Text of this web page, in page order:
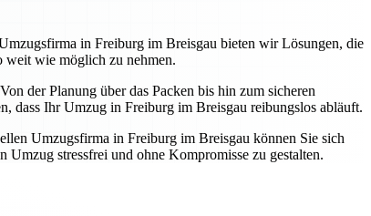
in Freiburg im Breisgau bieten wir Lösungen, die
weit wie möglich zu nehmen.
der Planung über das Packen bis hin zum sicheren
dass Ihr Umzug in Freiburg im Breisgau reibungslos abläuft.
Umzugsfirma in Freiburg im Breisgau können Sie sich
stressfrei und ohne Kompromisse zu gestalten.